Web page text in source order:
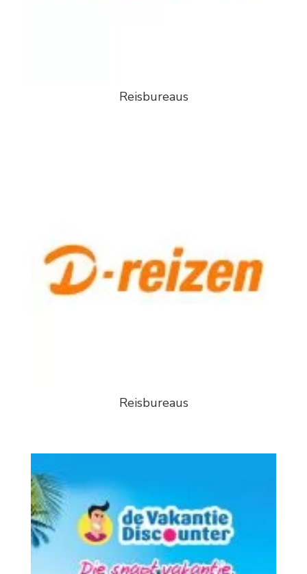
Reisbureaus
Reisbureaus